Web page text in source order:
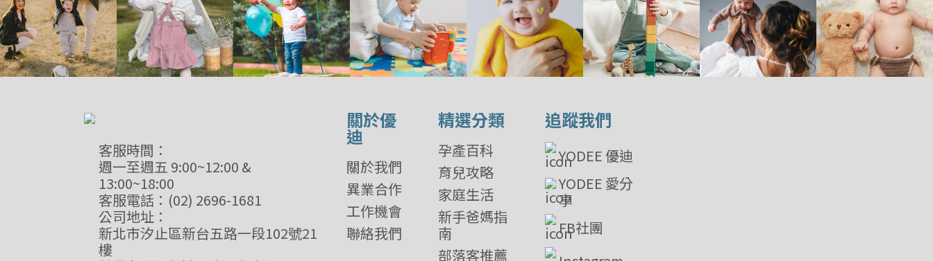
客服時間：
週一至週五 9:00~12:00 &
13:00~18:00
客服電話：(02) 2696-1681
公司地址：
新北市汐止區新台五路一段102號21
樓
關於優
迪
關於我們
異業合作
工作機會
聯絡我們
精選分類
孕產百科
育兒攻略
家庭生活
新手爸媽指
南
部落客推薦
追蹤我們
YODEE 優迪
YODEE 愛分
享
FB社團